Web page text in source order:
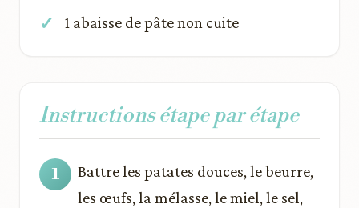
1 abaisse de pâte non cuite
Instructions étape par étape
Battre les patates douces, le beurre,
les œufs, la mélasse, le miel, le sel,